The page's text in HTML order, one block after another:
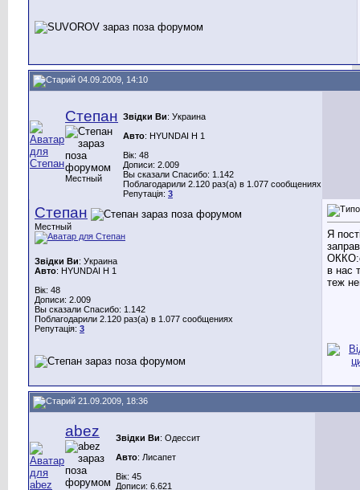
04.09.2009, 14:10
Степан
Местный
Звідки Ви: Украина
Авто: HYUNDAI H 1
Вік: 48
Дописи: 2.009
Вы сказали Спасибо: 1.142
Поблагодарили 2.120 раз(а) в 1.077 сообщениях
Репутація: 3
Степан
Местный
Звідки Ви: Украина
Авто: HYUNDAI H 1
Вік: 48
Дописи: 2.009
Вы сказали Спасибо: 1.142
Поблагодарили 2.120 раз(а) в 1.077 сообщениях
Репутація: 3
Я
в нас
теж
21.09.2009, 18:36
abez Звідки Ви: Одессит
Авто: Лисапет
Вік: 45
Дописи: 6.621